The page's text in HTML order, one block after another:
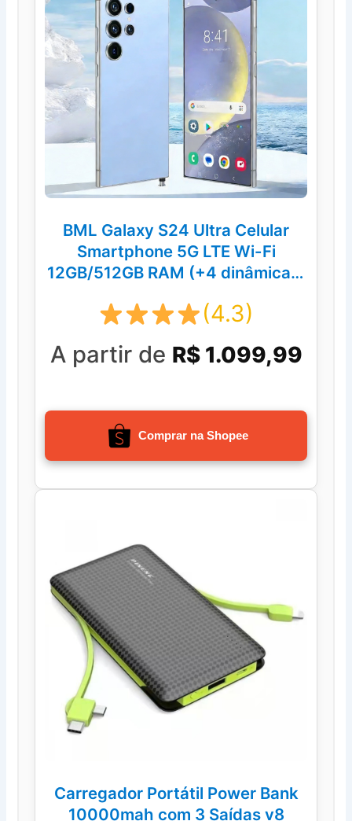
BML Galaxy S24 Ultra Celular
Smartphone 5G LTE Wi-Fi
12GB/512GB RAM (+4 dinâmica)-
108MP (4.3)
A partir de R$ 1.099,99
Comprar na Shopee
Carregador Portátil Power Bank
10000mah com 3 Saídas v8